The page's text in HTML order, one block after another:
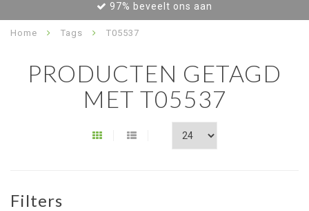
97% beveelt ons aan
Home Tags T05537
PRODUCTEN GETAGD
MET T05537
Filters